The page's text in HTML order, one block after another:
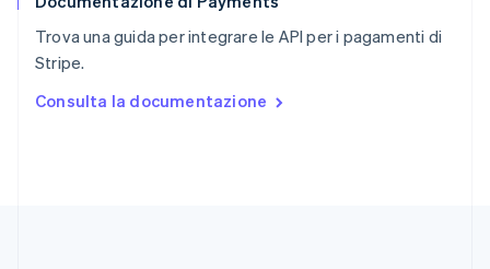
Trova una guida per integrare le API per i pagamenti di
Stripe.
Consulta la documentazione
Spagna
Español
English Español简体中文